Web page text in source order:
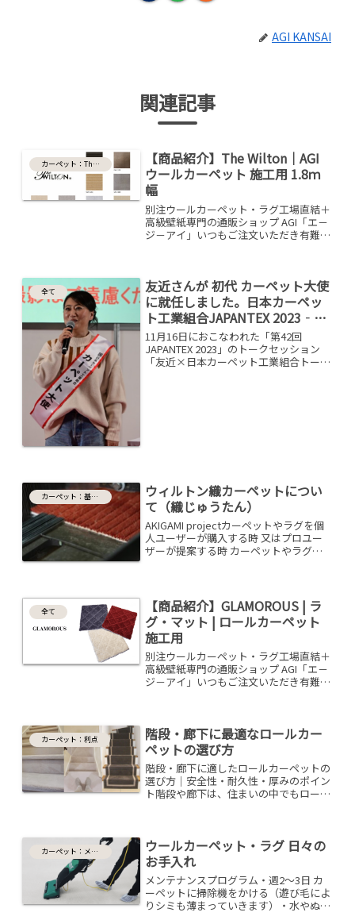
AGI KANSAI
関連記事
カーペット：The Wilton
【商品紹介】The Wilton｜AGI
ウールカーペット 施工用 1.8ｍ
幅
別注ウールカーペット・ラグ工場直結＋
高級壁紙専門の通販ショップ AGI「エ－
ジ－アイ」いつもご注文いただき有難う
Wilton 』大...
全て
友近さんが 初代 カーペット大使
に就任しました。日本カーペッ
ト工業組合JAPANTEX 2023‐Ａ
ＧＩカーペット
11月16日におこなわれた「第42回
JAPANTEX 2023」のトークセッション
「友近×日本カーペット工業組合トーク
カーペット：基礎知識
ウィルトン織カーペットについ
て（織じゅうたん）
AKIGAMI projectカーペットやラグを個
人ユーザーが購入する時 又はプロユー
ザーが提案する時 カーペットやラグの
によって...
全て
【商品紹介】GLAMOROUS | ラ
グ・マット | ロールカーペット
施工用
別注ウールカーペット・ラグ工場直結＋
高級壁紙専門の通販ショップ AGI「エ－
ジ－アイ」いつもご注文いただき有難う
いた華やかなカ...
カーペット：利点
階段・廊下に最適なロールカー
ペットの選び方
階段・廊下に適したロールカーペットの
選び方｜安全性・耐久性・厚みのポイン
ト階段や廊下は、住まいの中でもロール
す。色やデザインだけでなく、...
カーペット：メンテナンス
ウールカーペット・ラグ 日々の
お手入れ
メンテナンスプログラム・週2～3日 カ
ーペットに掃除機をかける（遊び毛によ
りシミも薄まっていきます）・水やぬる